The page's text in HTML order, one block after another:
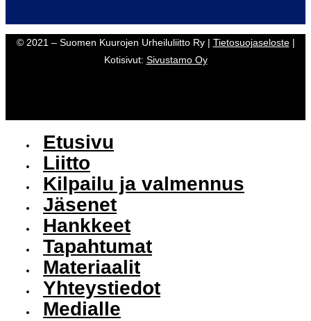
© 2021 – Suomen Kuurojen Urheiluliitto Ry | Tietosuojaseloste|
Kotisivut: Sivustamo Oy
Etusivu
Liitto
Kilpailu ja valmennus
Jäsenet
Hankkeet
Tapahtumat
Materiaalit
Yhteystiedot
Medialle